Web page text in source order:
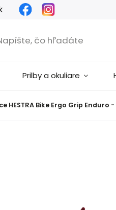
Facebook
Prilby a okuliare
HESTRA Bike Ergo Grip Enduro